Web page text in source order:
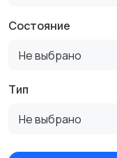
Состояние
Не выбрано
Тип
Не выбрано